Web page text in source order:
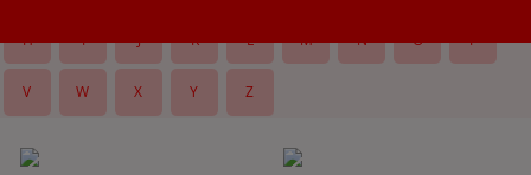
H I J K L M N O P
V W X Y Z